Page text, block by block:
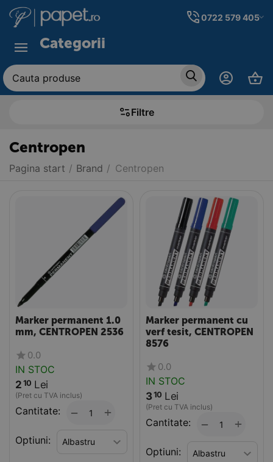
0722 579 405
Categorii
Filtre
Centropen
Pagina start / Brand / Centropen
Marker permanent 1.0
mm, CENTROPEN 2536
0.0
IN STOC
2 10 Lei
(Pret cu TVA inclus)
Cantitate: +
−
Optiuni:
Marker permanent cu
verf tesit, CENTROPEN
8576
0.0
IN STOC
310 Lei
(Pret cu TVA inclus)
Cantitate: +
−
Optiuni: